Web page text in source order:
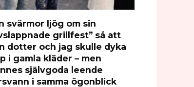
svärmor ljög om sin
grillfest” så att
dotter och jag skulle dyka
i gamla kläder – men
självgoda leende
i samma ögonblick